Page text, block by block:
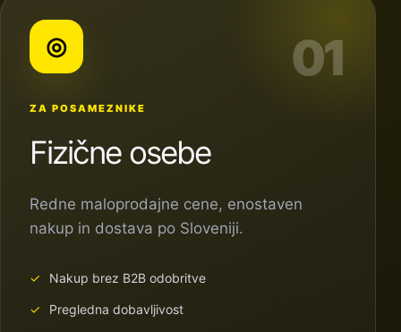
01
◎
ZA POSAMEZNIKE
Fizične osebe
Redne maloprodajne cene, enostaven
nakup in dostava po Sloveniji.
Nakup brez B2B odobritve
Pregledna dobavljivost